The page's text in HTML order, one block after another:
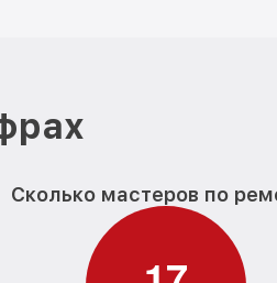
Сколько мастеров по